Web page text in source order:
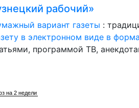
рабочий»
вариант газеты :
в электронном виде в
программой ТВ,